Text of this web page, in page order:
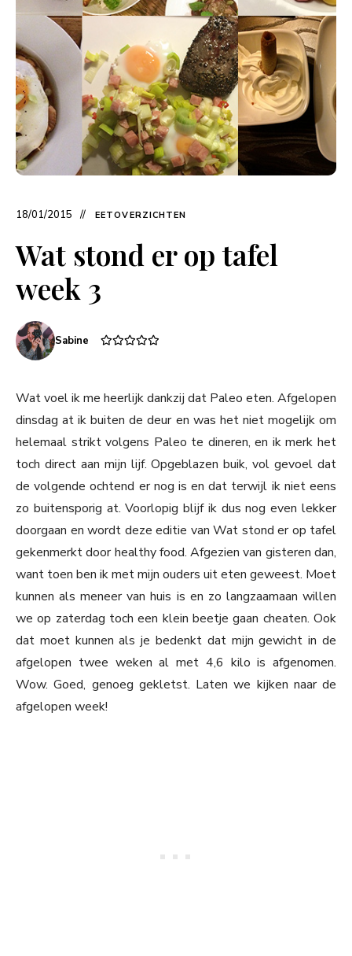
18/01/2015 EETOVERZICHTEN
Wat stond er op tafel
week 3
Sabine
Wat voel ik me heerlijk dankzij dat Paleo eten. Afgelopen
dinsdag at ik buiten de deur en was het niet mogelijk om
helemaal strikt volgens Paleo te dineren, en ik merk het
toch direct aan mijn lijf. Opgeblazen buik, vol gevoel dat
de volgende ochtend er nog is en dat terwijl ik niet eens
zo buitensporig at. Voorlopig blijf ik dus nog even lekker
doorgaan en wordt deze editie van Wat stond er op tafel
gekenmerkt door healthy food. Afgezien van gisteren dan,
want toen ben ik met mijn ouders uit eten geweest. Moet
kunnen als meneer van huis is en zo langzaamaan willen
we op zaterdag toch een klein beetje gaan cheaten. Ook
dat moet kunnen als je bedenkt dat mijn gewicht in de
afgelopen twee weken al met 4,6 kilo is afgenomen.
Wow. Goed, genoeg gekletst. Laten we kijken naar de
afgelopen week!